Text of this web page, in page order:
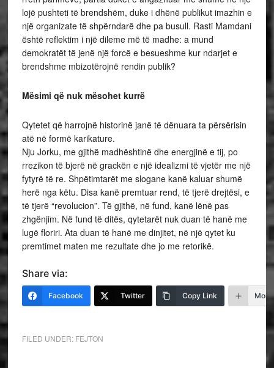
lojë pushteti të brendshëm, duke i dhënë publikut imazhin e
një organizate të shpërndarë dhe pa busull. Rasti Mamdani
është reflektim i një dileme më të madhe: a mund
demokratët të jenë një forcë e besueshme kur ndarjet e
brendshme mbizotërojnë rendin publik?
Mësimi që nuk mësohet kurrë
Qytetet që harrojnë historinë janë të dënuara ta përsërisin
atë në formë karikature.
Nju Jorku, me gjithë madhështinë dhe energjinë e tij, po
rrezikon të bjerë në grackën e një idealizmi të vjetër me një
fytyrë të re. Shpëtimtarët me slogane kanë kaluar shumë
herë nga këtu. Disa kanë premtuar rend, të tjerë drejtësi, e
të tjerë “revolucion”. Të gjithë, në fund, kanë lënë pas
zhgënjim. Në fund të ditës, qytetarët nuk duan të hanë me
lugë floriri. Ata duan të hanë me dinjitet, në një qytet ku
premtimet maten me rezultate dhe jo me retorikë.
Share via:
Facebook Twitter Copy Link More
FILED UNDER: FEJTON